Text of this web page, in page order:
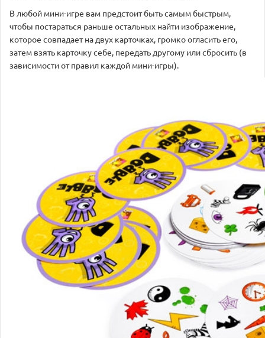
В любой мини-игре вам предстоит быть самым быстрым,
чтобы постараться раньше остальных найти изображение,
которое совпадает на двух карточках, громко огласить его,
затем взять карточку себе, передать другому или сбросить (в
зависимости от правил каждой мини-игры).